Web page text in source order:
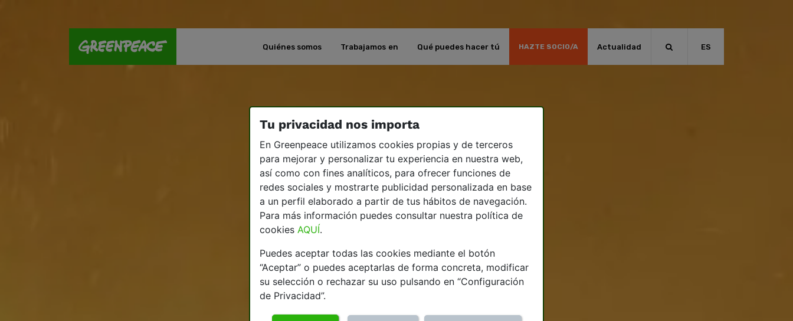
Quiénes somos Trabajamos en Qué puedes hacer tú HAZTE SOCIO/A Actualidad ES
Tu privacidad nos importa
En Greenpeace utilizamos cookies propias y de terceros
para mejorar y personalizar tu experiencia en nuestra web,
así como con fines analíticos, para ofrecer funciones de
redes sociales y mostrarte publicidad personalizada en base
a un perfil elaborado a partir de tus hábitos de navegación.
Para más información puedes consultar nuestra política de
cookies AQUÍ.
Puedes aceptar todas las cookies mediante el botón
“Aceptar” o puedes aceptarlas de forma concreta, modificar
su selección o rechazar su uso pulsando en “Configuración
de Privacidad”.